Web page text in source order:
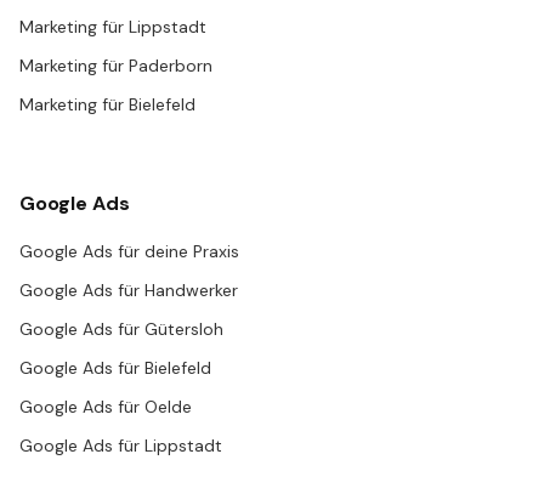
Marketing für Lippstadt
Marketing für Paderborn
Marketing für Bielefeld
Google Ads
Google Ads für deine Praxis
Google Ads für Handwerker
Google Ads für Gütersloh
Google Ads für Bielefeld
Google Ads für Oelde
Google Ads für Lippstadt